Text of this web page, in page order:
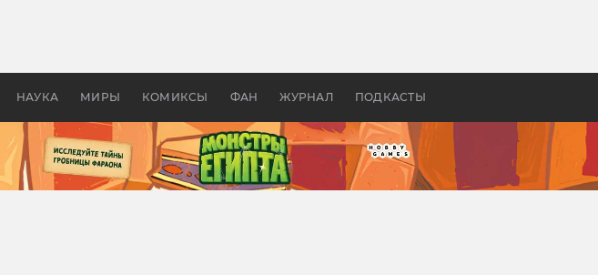
НАУКА МИРЫ КОМИКСЫ ФАН ЖУРНАЛ ПОДКАСТЫ
бы «Властелина колец»
Древней Грецией